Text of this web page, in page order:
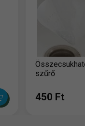
szűrő
450 Ft